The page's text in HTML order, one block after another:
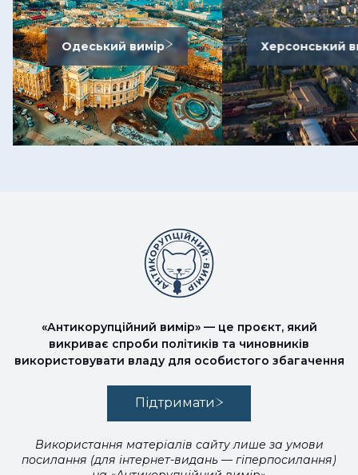
Одеський вимір Херсонський
«Антикорупційний вимір» — це проєкт, який
викриває спроби політиків та чиновників
використовувати владу для особистого збагачення
Підтримати
Використання матеріалів сайту лише за умови
посилання (для інтернет-видань — гіперпосилання)